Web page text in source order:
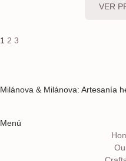
VER
1 2 3
Milánova & Milánova: Artesanía
Menú